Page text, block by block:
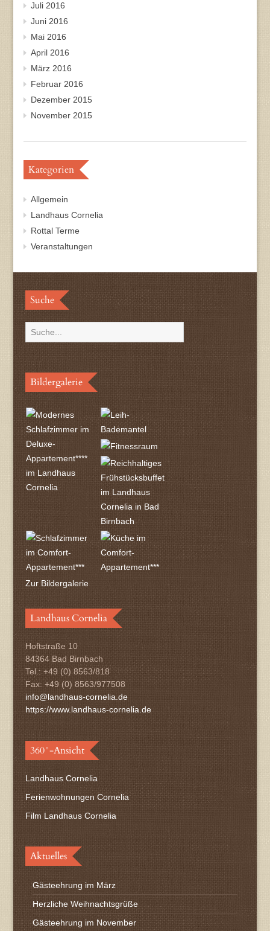
Juli 2016
Juni 2016
Mai 2016
April 2016
März 2016
Februar 2016
Dezember 2015
November 2015
Kategorien
Allgemein
Landhaus Cornelia
Rottal Terme
Veranstaltungen
Suche
Bildergalerie
Zur Bildergalerie
Landhaus Cornelia
Hoftstraße 10
84364 Bad Birnbach
Tel.: +49 (0) 8563/818
Fax: +49 (0) 8563/977508
info@landhaus-cornelia.de
https://www.landhaus-cornelia.de
360°-Ansicht
Landhaus Cornelia
Ferienwohnungen Cornelia
Film Landhaus Cornelia
Aktuelles
Gästeehrung im März
Herzliche Weihnachtsgrüße
Gästeehrung im November